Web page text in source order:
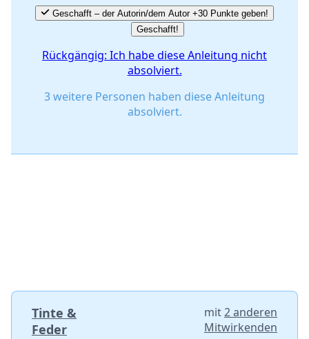
Geschafft – der Autorin/dem Autor +30 Punkte geben!
Geschafft!
Rückgängig: Ich habe diese Anleitung nicht
absolviert.
3 weitere Personen haben diese Anleitung
absolviert.
Tinte &
Feder
mit2 anderen
Mitwirkenden